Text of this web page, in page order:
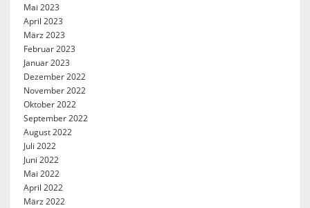
Mai 2023
April 2023
März 2023
Februar 2023
Januar 2023
Dezember 2022
November 2022
Oktober 2022
September 2022
August 2022
Juli 2022
Juni 2022
Mai 2022
April 2022
März 2022